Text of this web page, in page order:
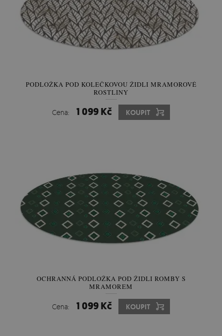
PODLOŽKA POD KOLEČKOVOU ŽIDLI MRAMOROVÉ
ROSTLINY
Cena: 1 099 Kč KOUPIT
OCHRANNÁ PODLOŽKA POD ŽIDLI ROMBY S
MRAMOREM
Cena: 1 099 Kč KOUPIT